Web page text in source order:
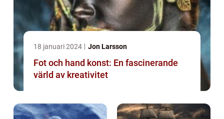
18 januari 2024 Jon Larsson
Fot och hand konst: En fascinerande
värld av kreativitet